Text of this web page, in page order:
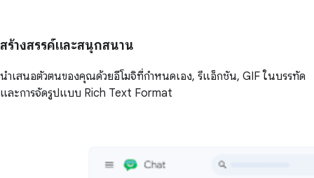
สร้างสรรค์และสนุกสนาน
นำเสนอตัวตนของคุณด้วยอีโมจิที่กำหนดเอง, รีแอ็กชัน, GIF ในบรรทัด
และการจัดรูปแบบ Rich Text Format